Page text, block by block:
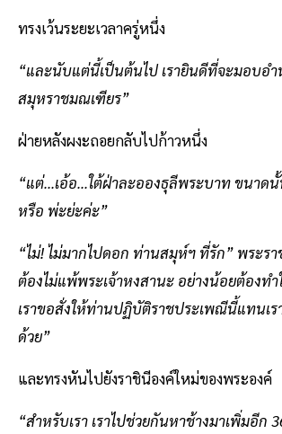
ทรงเว้นระยะเวลาครู่หนึ่ง
“และนับแต่นี้เป็นต้นไป เรายินดีที่จะมอบอ
สมุหราชมณเฑียร”
ฝ่ายหลังผงะถอยกลับไปก้าวหนึ่ง
“แต่...เอ้อ...ใต้ฝ่าละอองธุลีพระบาท ขนาด
หรือ พ่ะย่ะค่ะ”
“ไม่! ไม่มากไปดอก ท่านสมุห์ฯ ที่รัก” พระรา
ต้องไม่แพ้พระเจ้าหงสานะ อย่างน้อยต้องทำ
เราขอสั่งให้ท่านปฏิบัติราชประเพณีนี้แทนเร
ด้วย”
และทรงหันไปยังราชินีองค์ใหม่ของพระองค์
“สำหรับเรา เราไปช่วยกันหาช้างมาเพิ่มอีก